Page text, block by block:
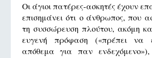
Οι άγιοι πατέρες-ασκητές έχουν
επισημάνει ότι ο άνθρωπος, που
τη συσσώρευση πλούτου, ακόμη
ευγενή πρόφαση («πρέπει να
απόθεμα για παν